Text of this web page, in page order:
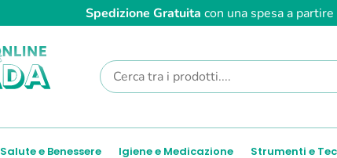
Spedizione Gratuita con una spesa a
Salute e Benessere Igiene e Medicazione Strumenti e